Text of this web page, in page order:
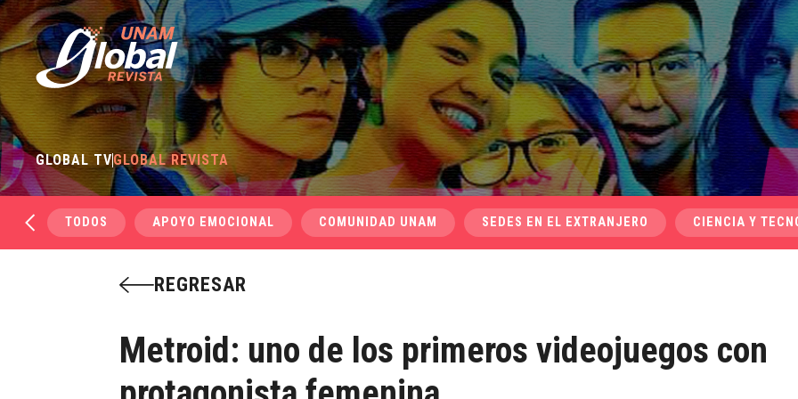
GLOBAL TVGLOBAL REVISTA
TODOS APOYO EMOCIONAL COMUNIDAD UNAM SEDES EN EL EXTRANJERO CIENCIA Y
REGRESAR
Metroid: uno de los primeros videojuegos con